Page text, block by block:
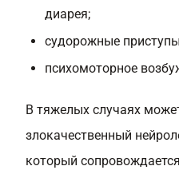
диарея;
судорожные
психомоторное
В тяжелых случаях
злокачественный
который